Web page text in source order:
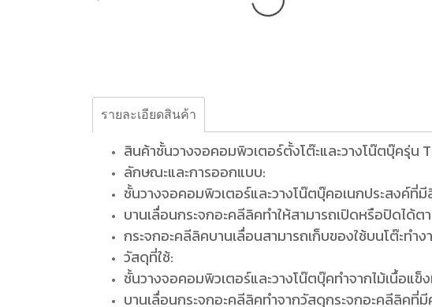
รายละเอียดสินค้า
สินค้าชั้นวางจอคอมพิวเตอร์ตั้งโต๊ะและวางโน๊ตบุ๊ครุ่น
ลักษณะและการออกแบบ:
ชั้นวางจอคอมพิวเตอร์และวางโน๊ตบุ๊คอเนกประสงค์ที่
บานเลื่อนกระจกอะคลีลิคทำให้สามารถเปิดหรือปิดได้ต
กระจกอะคลีลิคบานเลื่อนสามารถเก็บของใช้บนโต๊ะทำง
วัสดุที่ใช้:
ชั้นวางจอคอมพิวเตอร์และวางโน๊ตบุ๊คทำจากไม้เนื้อแ
บานเลื่อนกระจกอะคลีลิคทำจากวัสดุกระจกอะคลีลิค